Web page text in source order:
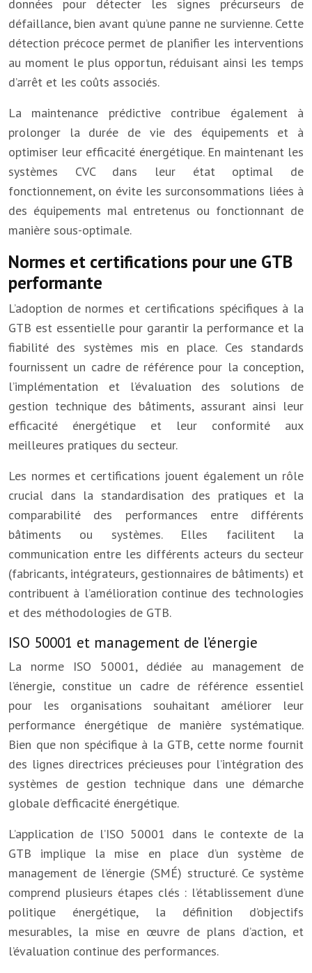
données pour détecter les signes précurseurs de
défaillance, bien avant qu’une panne ne survienne. Cette
détection précoce permet de planifier les interventions
au moment le plus opportun, réduisant ainsi les temps
d’arrêt et les coûts associés.
La maintenance prédictive contribue également à
prolonger la durée de vie des équipements et à
optimiser leur efficacité énergétique. En maintenant les
systèmes CVC dans leur état optimal de
fonctionnement, on évite les surconsommations liées à
des équipements mal entretenus ou fonctionnant de
manière sous-optimale.
Normes et certifications pour une GTB
performante
L’adoption de normes et certifications spécifiques à la
GTB est essentielle pour garantir la performance et la
fiabilité des systèmes mis en place. Ces standards
fournissent un cadre de référence pour la conception,
l’implémentation et l’évaluation des solutions de
gestion technique des bâtiments, assurant ainsi leur
efficacité énergétique et leur conformité aux
meilleures pratiques du secteur.
Les normes et certifications jouent également un rôle
crucial dans la standardisation des pratiques et la
comparabilité des performances entre différents
bâtiments ou systèmes. Elles facilitent la
communication entre les différents acteurs du secteur
(fabricants, intégrateurs, gestionnaires de bâtiments) et
contribuent à l’amélioration continue des technologies
et des méthodologies de GTB.
ISO 50001 et management de l’énergie
La norme ISO 50001, dédiée au management de
l’énergie, constitue un cadre de référence essentiel
pour les organisations souhaitant améliorer leur
performance énergétique de manière systématique.
Bien que non spécifique à la GTB, cette norme fournit
des lignes directrices précieuses pour l’intégration des
systèmes de gestion technique dans une démarche
globale d’efficacité énergétique.
L’application de l’ISO 50001 dans le contexte de la
GTB implique la mise en place d’un système de
management de l’énergie (SMÉ) structuré. Ce système
comprend plusieurs étapes clés : l’établissement d’une
politique énergétique, la définition d’objectifs
mesurables, la mise en œuvre de plans d’action, et
l’évaluation continue des performances.